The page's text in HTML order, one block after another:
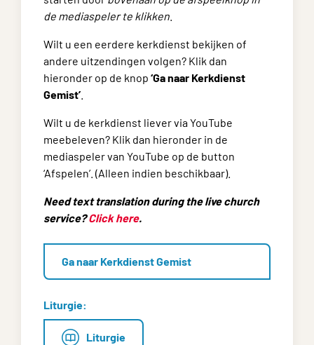
de mediaspeler te klikken
Wilt u een eerdere kerkdienst bekijken of
andere uitzendingen volgen? Klik dan
hieronder op de knop ‘Ga naar Kerkdienst
Gemist’
Wilt u de kerkdienst liever via YouTube
meebeleven? Klik dan hieronder in de
mediaspeler van YouTube op de button
‘Afspelen’. (Alleen indien beschikbaar).
Need text translation during the live church
service?Click here.
Ga naar Kerkdienst Gemist
Liturgie:
Liturgie